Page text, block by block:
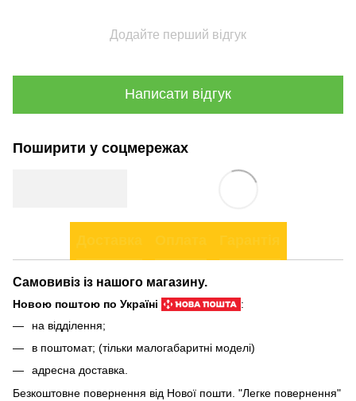
Додайте перший відгук
Написати відгук
Поширити у соцмережах
Самовивіз із нашого магазину.
Новою поштою по Україні
:
на відділення;
в поштомат; (тільки малогабаритні моделі)
адресна доставка.
Безкоштовне повернення від Нової пошти. "Легке повернення"